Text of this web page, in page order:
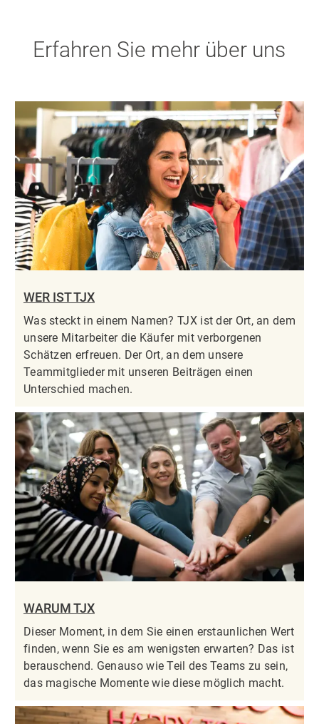
Erfahren Sie mehr über uns
WER IST TJX
Was steckt in einem Namen? TJX ist der Ort, an dem
unsere Mitarbeiter die Käufer mit verborgenen
Schätzen erfreuen. Der Ort, an dem unsere
Teammitglieder mit unseren Beiträgen einen
Unterschied machen.
WARUM TJX
Dieser Moment, in dem Sie einen erstaunlichen Wert
finden, wenn Sie es am wenigsten erwarten? Das ist
berauschend. Genauso wie Teil des Teams zu sein,
das magische Momente wie diese möglich macht.